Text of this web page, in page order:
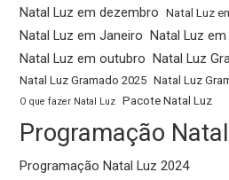
Natal Luz em dezembro Natal Luz
Natal Luz em Janeiro Natal Luz
Natal Luz em outubro Natal Luz
Natal Luz Gramado 2025 Natal Luz
O que fazer Natal Luz Pacote Natal Luz
Programação
Programação Natal Luz 2024